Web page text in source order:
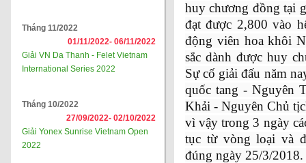
Tháng 11/2022
01/11/2022- 06/11/2022
Giải VN Da Thanh - Felet Vietnam
International Series 2022
Tháng 10/2022
27/09/2022- 02/10/2022
Giải Yonex Sunrise Vietnam Open
2022
huy chương đồng tại
đạt được 2,800 vào
động viên hoa khôi
sắc dành được huy
Sự cố giải đấu năm
quốc tang - Nguyên
Khải - Nguyên Chủ
vì vậy trong 3 ngày
tục từ vòng loại và
đúng ngày 25/3/2018.